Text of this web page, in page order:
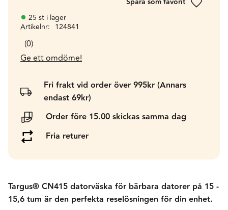
Lägg till
25 st i lager
Artikelnr
124841
0
Ge ett omdöme!
Fri frakt vid order över 995kr (Annars
endast 69kr)
Order före 15.00 skickas samma dag
Fria returer
Targus® CN415 datorväska för bärbara datorer på 15 -
15,6 tum är den perfekta reselösningen för din enhet.